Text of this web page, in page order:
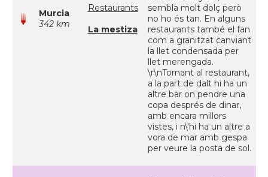
Murcia
342 km
Restaurants
La mestiza
sembla molt dolç però
no ho és tan. En alguns
restaurants també el fan
com a granitzat canviant
la llet condensada per
llet merengada.
\r\nTornant al restaurant,
a la part de dalt hi ha un
altre bar on pendre una
copa després de dinar,
amb encara millors
vistes, i n\'hi ha un altre a
vora de mar amb gespa
per veure la posta de sol.